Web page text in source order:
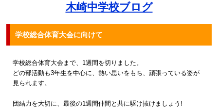
木崎中学校ブログ
学校総合体育大会に向けて
学校総合体育大会まで、1週間を切りました。
どの部活動も3年生を中心に、熱い思いをもち、頑張っている姿が
見られます。
団結力を大切に、最後の1週間仲間と共に駆け抜けましょう!